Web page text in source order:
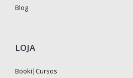
Blog
LOJA
Booki|Cursos